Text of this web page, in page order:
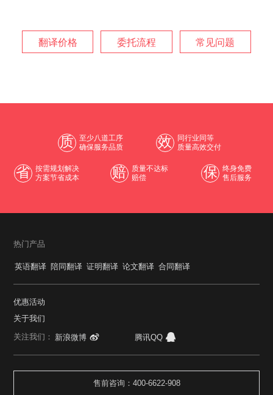
翻译价格 委托流程 常见问题
质
至少八道工序
确保服务品质
效
同行业同等
质量高效交付
省
按需规划解决
方案节省成本
赔
质量不达标
赔偿
保
终身免费
售后服务
热门产品
英语翻译 陪同翻译 证明翻译 论文翻译 合同翻译
优惠活动
关于我们
关注我们： 新浪微博 腾讯QQ
售前咨询：400-6622-908